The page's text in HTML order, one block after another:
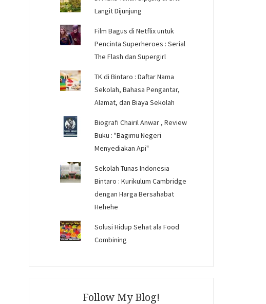
Langit Dijunjung
Film Bagus di Netflix untuk
Pencinta Superheroes : Serial
The Flash dan Supergirl
TK di Bintaro : Daftar Nama
Sekolah, Bahasa Pengantar,
Alamat, dan Biaya Sekolah
Biografi Chairil Anwar , Review
Buku : "Bagimu Negeri
Menyediakan Api"
Sekolah Tunas Indonesia
Bintaro : Kurikulum Cambridge
dengan Harga Bersahabat
Hehehe
Solusi Hidup Sehat ala Food
Combining
Follow My Blog!